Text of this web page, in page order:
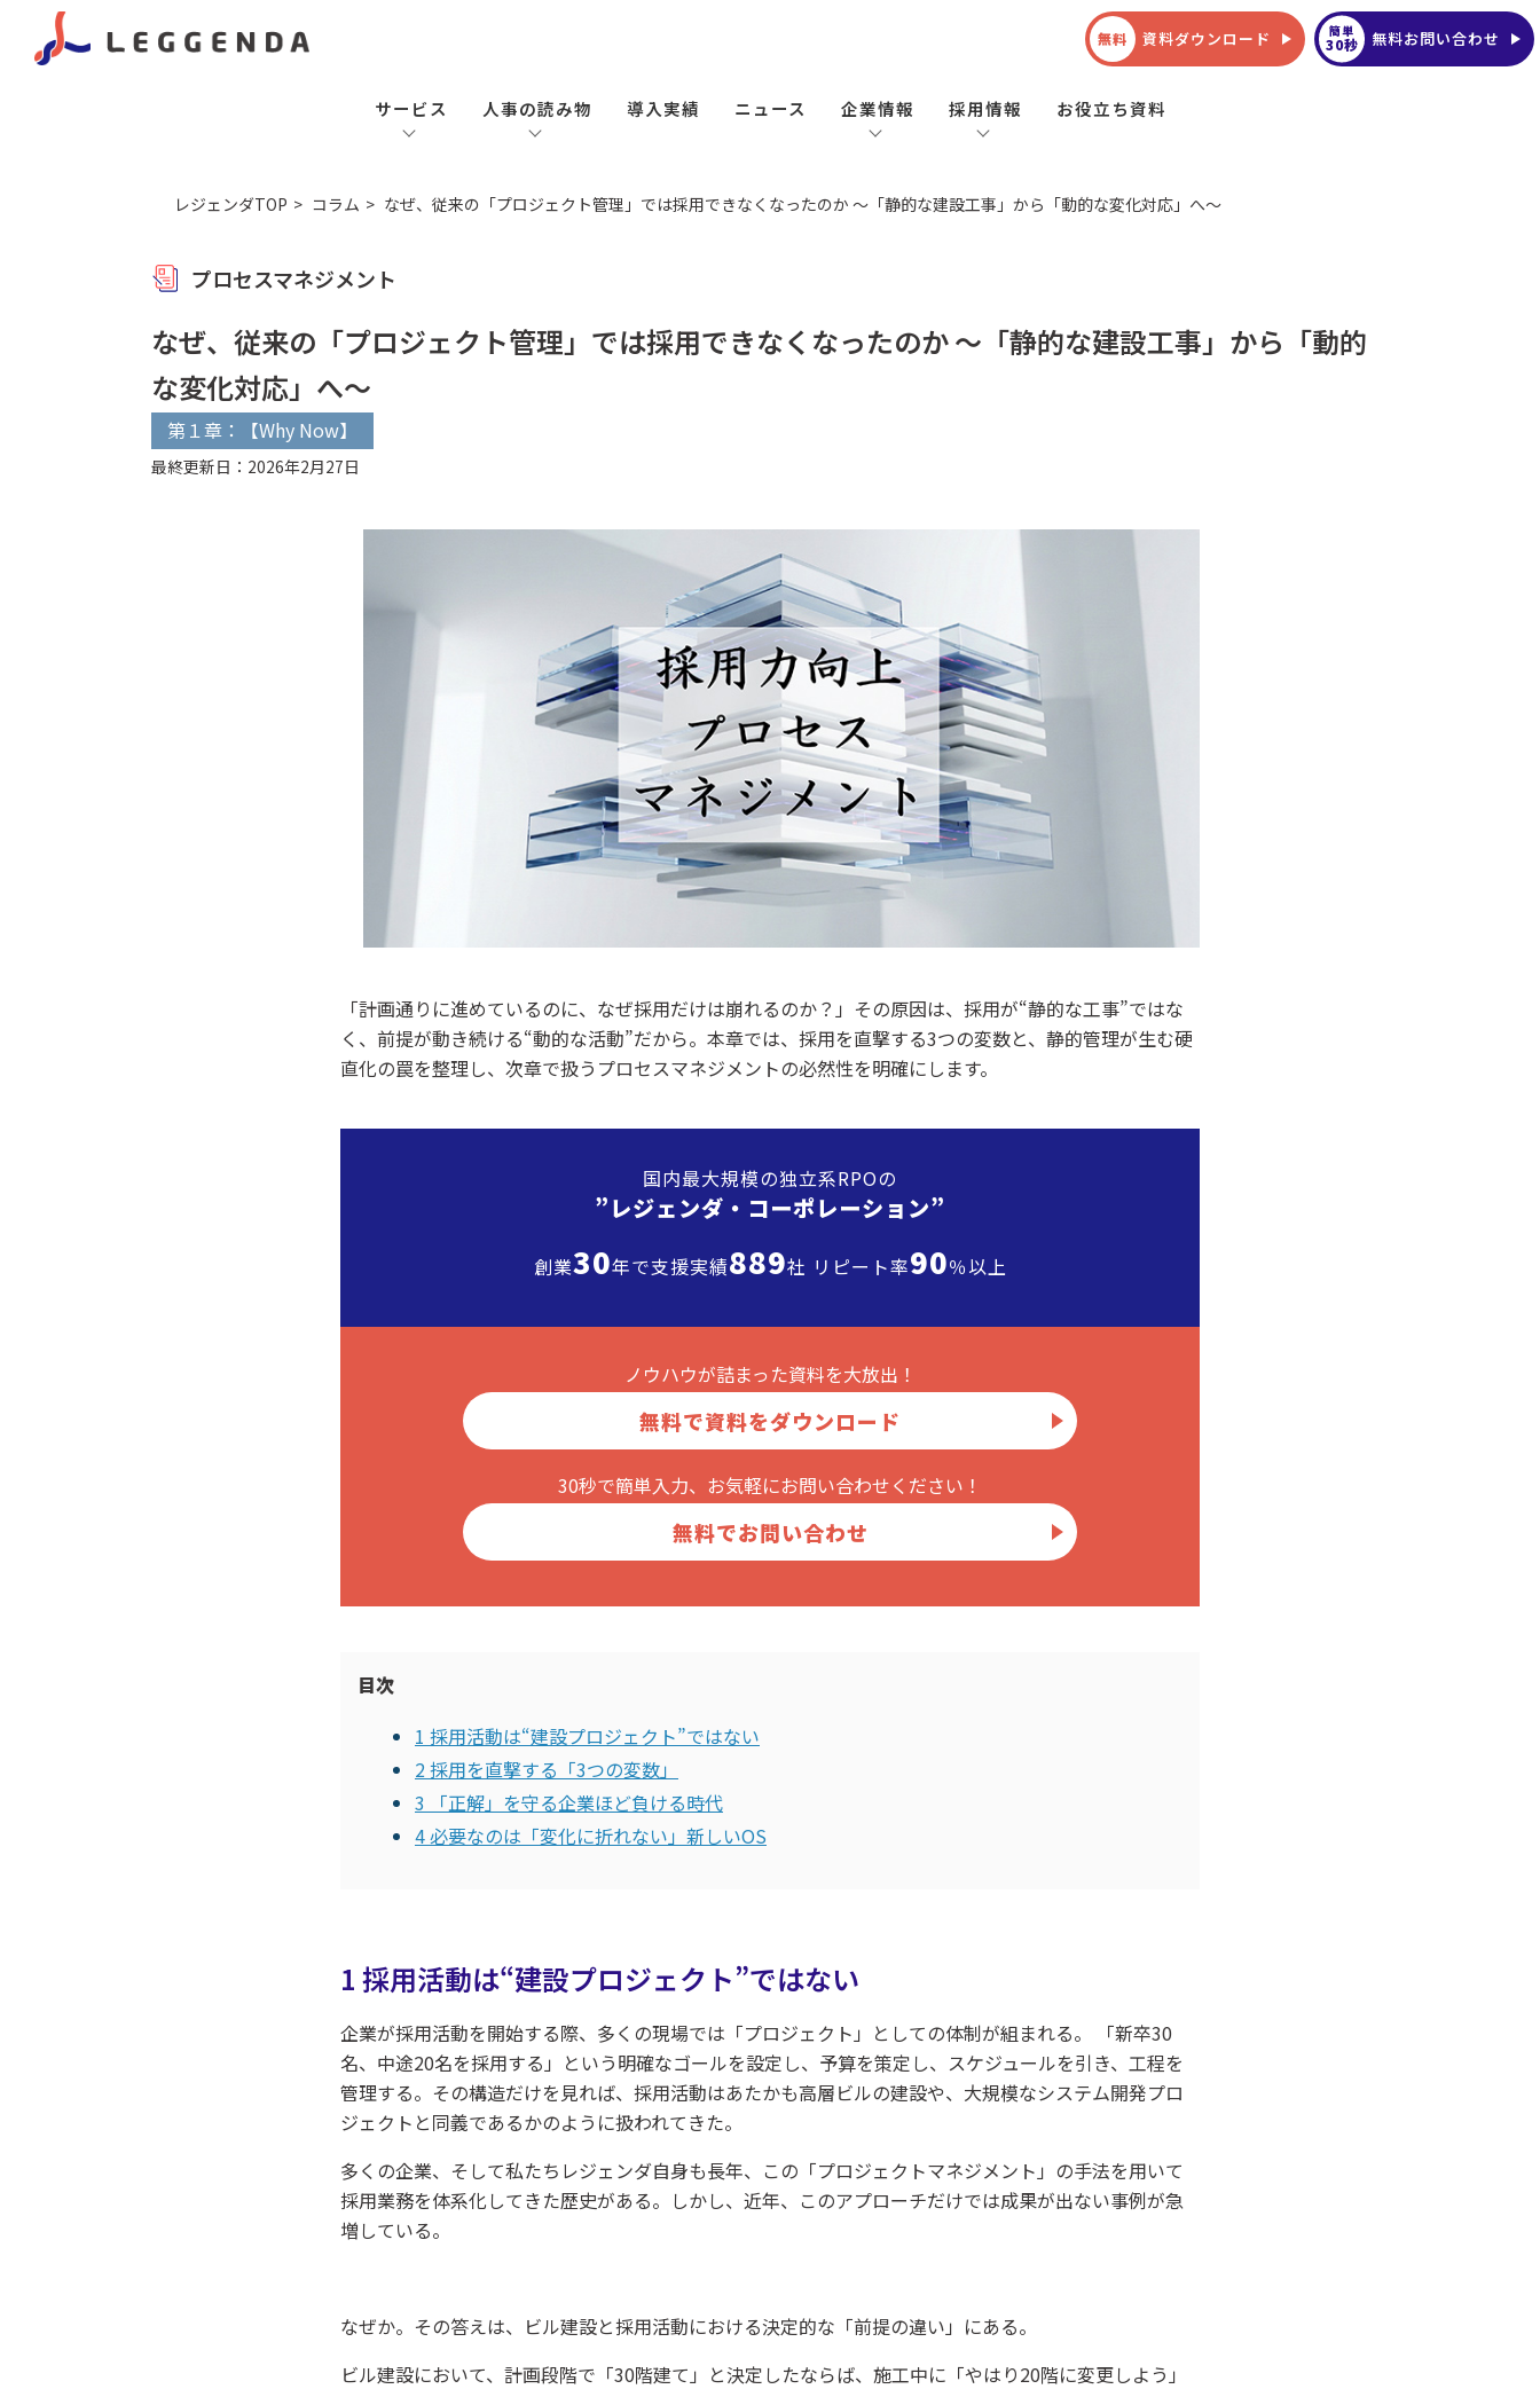
サービス 人事の読み物 導入実績 ニュース 企業情報 採用情報 お役立ち資料
無料 資料ダウンロード 簡単
30秒 無料お問い合わせ
レジェンダTOP コラム なぜ、従来の「プロジェクト管理」では採用できなくなったのか ～「静的な建設工事」から「動的な変化対応」へ～
プロセスマネジメント
なぜ、従来の「プロジェクト管理」では採用できなくなったのか ～「静的な建設工事」から「動的
な変化対応」へ～
第１章：【Why Now】
最終更新日：2026年2月27日
「計画通りに進めているのに、なぜ採用だけは崩れるのか？」その原因は、採用が“静的な工事”ではな
く、前提が動き続ける“動的な活動”だから。本章では、採用を直撃する3つの変数と、静的管理が生む硬
直化の罠を整理し、次章で扱うプロセスマネジメントの必然性を明確にします。
国内最大規模の独立系RPOの
”レジェンダ・ コーポレーション”
創業30年で支援実績889社 リピート率90％以上
ノウハウが詰まった資料を大放出！
無料で資料をダウンロード
30秒で簡単入力、お気軽にお問い合わせください！
無料でお問い合わせ
目次
1 採用活動は“建設プロジェクト”ではない
2 採用を直撃する「3つの変数」
3 「正解」を守る企業ほど負ける時代
4 必要なのは「変化に折れない」新しいOS
1 採用活動は“建設プロジェクト”ではない
企業が採用活動を開始する際、多くの現場では「プロジェクト」としての体制が組まれる。 「新卒30
名、中途20名を採用する」という明確なゴールを設定し、予算を策定し、スケジュールを引き、工程を
管理する。その構造だけを見れば、採用活動はあたかも高層ビルの建設や、大規模なシステム開発プロ
ジェクトと同義であるかのように扱われてきた。
多くの企業、そして私たちレジェンダ自身も長年、この「プロジェクトマネジメント」の手法を用いて
採用業務を体系化してきた歴史がある。しかし、近年、このアプローチだけでは成果が出ない事例が急
増している。
なぜか。その答えは、ビル建設と採用活動における決定的な「前提の違い」にある。
ビル建設において、計画段階で「30階建て」と決定したならば、施工中に「やはり20階に変更しよう」